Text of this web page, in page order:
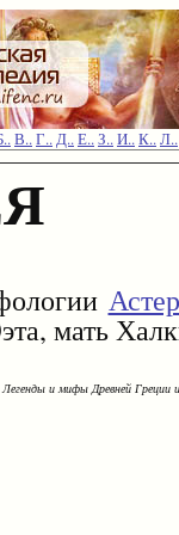
В..Г..Д..Е..З..И..К..Л..
мать
и мифы Древней